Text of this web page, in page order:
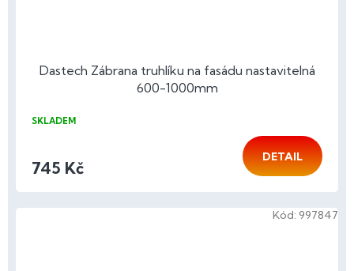
Dastech Zábrana truhlíku na fasádu nastavitelná
600-1000mm
SKLADEM
745 Kč
DETAIL
Kód: 997847